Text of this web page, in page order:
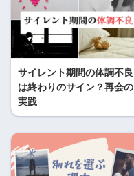
サイレント期間の体調不良
は終わりのサイン？再会の
実践